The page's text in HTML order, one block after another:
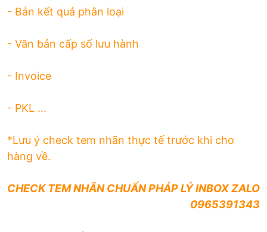
- Bản kết quả phân loại
- Văn bản cấp số lưu hành
- Invoice
- PKL ...
*Lưu ý check tem nhãn thực tế trước khi cho
hàng về.
CHECK TEM NHÃN CHUẨN PHÁP LÝ INBOX ZALO
0965391343